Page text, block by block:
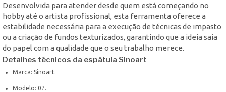
Desenvolvida para atender desde quem está começando no
hobby até o artista profissional, esta ferramenta oferece a
estabilidade necessária para a execução de técnicas de impasto
ou a criação de fundos texturizados, garantindo que a ideia saia
do papel com a qualidade que o seu trabalho merece.
Detalhes técnicos da espátula Sinoart
Marca: Sinoart.
Modelo: 07.